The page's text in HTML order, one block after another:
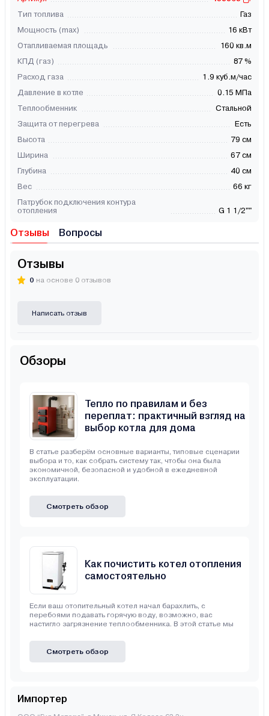
Тип топлива
Газ
Мощность (max)
16 кВт
Отапливаемая площадь
160 кв.м
КПД (газ)
87 %
Расход газа
1.9 куб.м/час
Давление в котле
0.15 МПа
Теплообменник
Стальной
Защита от перегрева
Есть
Высота
79 см
Ширина
67 см
Глубина
40 см
Вес
66 кг
Патрубок подключения контура
отопления
G 1 1/2""
Отзывы Вопросы
Отзывы
0 на основе 0 отзывов
Написать отзыв
Обзоры
Тепло по правилам и без
переплат: практичный взгляд на
выбор котла для дома
В статье разберём основные варианты, типовые сценарии
выбора и то, как собрать систему так, чтобы она была
экономичной, безопасной и удобной в ежедневной
эксплуатации.
Смотреть обзор
Как почистить котел отопления
самостоятельно
Если ваш отопительный котел начал барахлить, с
перебоями подавать горячую воду, возможно, вас
настигло загрязнение теплообменника. В этой статье мы
Смотреть обзор
Импортер